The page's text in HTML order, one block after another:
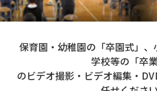
保育園・幼稚園の「卒園式」
学校等の「卒業
のビデオ撮影・ビデオ編集・